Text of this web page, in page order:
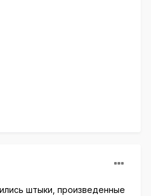
штыки, произведенные